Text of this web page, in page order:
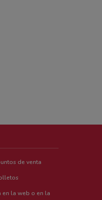
de venta
en la web o en la